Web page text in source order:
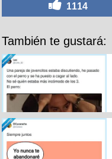
1114
También te gustará: